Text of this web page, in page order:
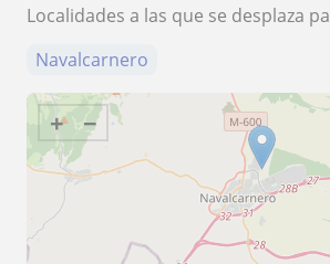
Localidades a las que se desplaza
Navalcarnero
+ −